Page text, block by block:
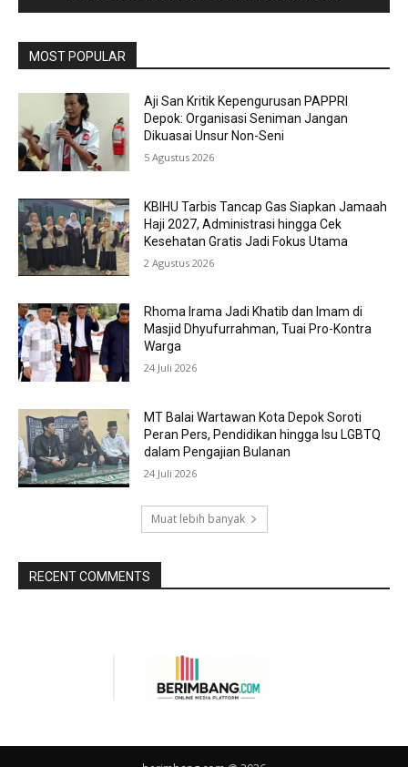
MOST POPULAR
Aji San Kritik Kepengurusan PAPPRI
Depok: Organisasi Seniman Jangan
Dikuasai Unsur Non-Seni
5 Agustus 2026
KBIHU Tarbis Tancap Gas Siapkan Jamaah
Haji 2027, Administrasi hingga Cek
Kesehatan Gratis Jadi Fokus Utama
2 Agustus 2026
Rhoma Irama Jadi Khatib dan Imam di
Masjid Dhyufurrahman, Tuai Pro-Kontra
Warga
24 Juli 2026
MT Balai Wartawan Kota Depok Soroti
Peran Pers, Pendidikan hingga Isu LGBTQ
dalam Pengajian Bulanan
24 Juli 2026
Muat lebih banyak
RECENT COMMENTS